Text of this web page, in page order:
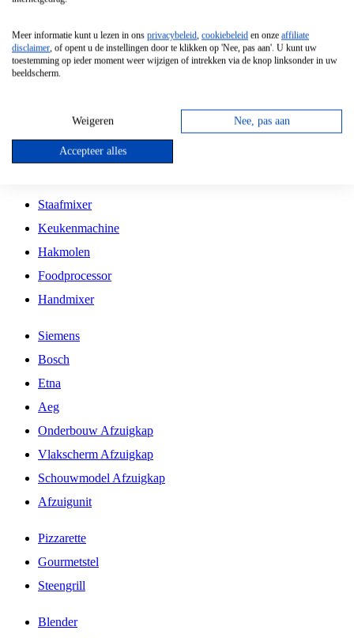
Vrijstaande Magnetron
Vrijstaande Kookplaat
Inbouw Gaskookplaat
Inbouw Keramische Kookplaat
Kookplaat Accessoires
Staafmixer
Keukenmachine
Hakmolen
Foodprocessor
Handmixer
Siemens
Bosch
Etna
Aeg
Onderbouw Afzuigkap
Vlakscherm Afzuigkap
Schouwmodel Afzuigkap
Afzuigunit
Pizzarette
Gourmetstel
Steengrill
Blender
Meer informatie kunt u lezen in ons privacybeleid, cookiebeleid en onze affiliate
disclaimer, of opent u de instellingen door te klikken op 'Nee, pas aan'. U kunt uw
toestemming op ieder moment weer wijzigen of intrekken via de knop linksonder in uw
beeldscherm.
Weigeren Nee, pas aan
Accepteer alles